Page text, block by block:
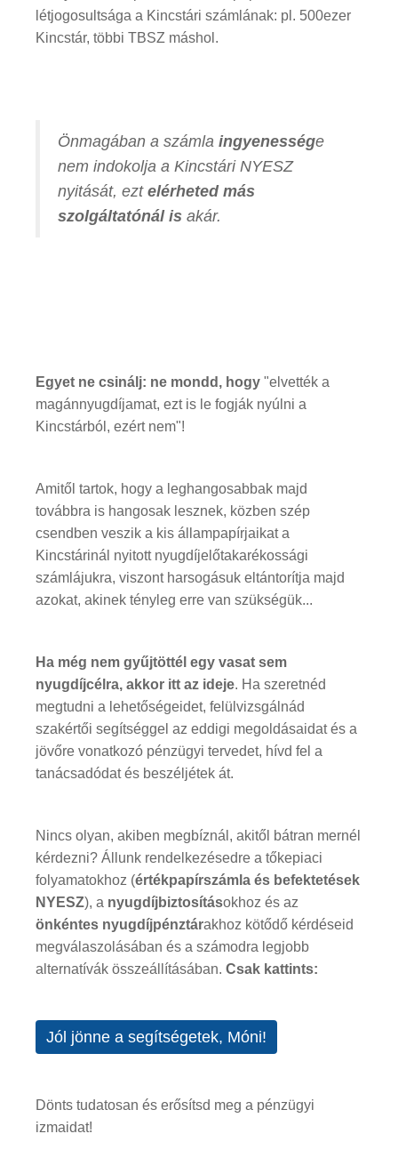
létjogosultsága a Kincstári számlának: pl. 500ezer
Kincstár, többi TBSZ máshol.
Önmagában a számla ingyenessége
nem indokolja a Kincstári NYESZ
nyitását, ezt elérheted más
szolgáltatónál is akár.
Egyet ne csinálj: ne mondd, hogy "elvették a
magánnyugdíjamat, ezt is le fogják nyúlni a
Kincstárból, ezért nem"!
Amitől tartok, hogy a leghangosabbak majd
továbbra is hangosak lesznek, közben szép
csendben veszik a kis állampapírjaikat a
Kincstárinál nyitott nyugdíjelőtakarékossági
számlájukra, viszont harsogásuk eltántorítja majd
azokat, akinek tényleg erre van szükségük...
Ha még nem gyűjtöttél egy vasat sem
nyugdíjcélra, akkor itt az ideje. Ha szeretnéd
megtudni a lehetőségeidet, felülvizsgálnád
szakértői segítséggel az eddigi megoldásaidat és a
jövőre vonatkozó pénzügyi tervedet, hívd fel a
tanácsadódat és beszéljétek át.
Nincs olyan, akiben megbíznál, akitől bátran mernél
kérdezni? Állunk rendelkezésedre a tőkepiaci
folyamatokhoz (értékpapírszámla és befektetések
NYESZ), a nyugdíjbiztosításokhoz és az
önkéntes nyugdíjpénztárakhoz kötődő kérdéseid
megválaszolásában és a számodra legjobb
alternatívák összeállításában. Csak kattints:
Jól jönne a segítségetek, Móni!
Dönts tudatosan és erősítsd meg a pénzügyi
izmaidat!